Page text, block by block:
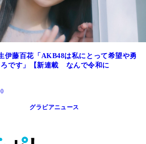
伊藤百花「AKB48は私にとって希望や勇
です」【新連載 なんで令和に
グラビアニュース